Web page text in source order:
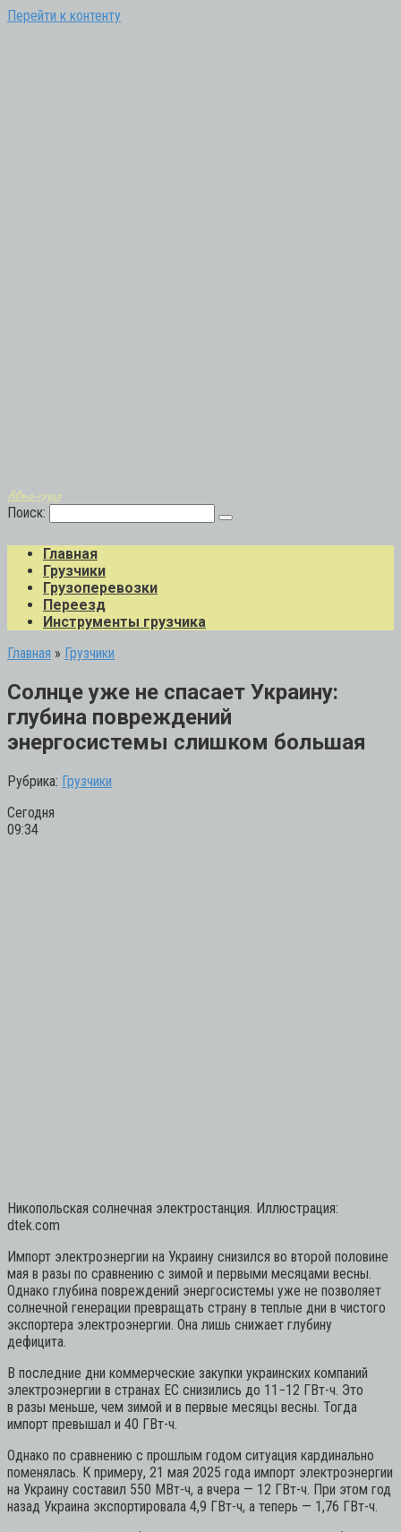
Перейти к контенту
Авто-грузо
Поиск:
Главная
Грузчики
Грузоперевозки
Переезд
Инструменты грузчика
Главная » Грузчики
Солнце уже не спасает Украину:
глубина повреждений
энергосистемы слишком большая
Рубрика: Грузчики
Сегодня
09:34
Никопольская солнечная электростанция. Иллюстрация:
dtek.com
Импорт электроэнергии на Украину снизился во второй половине
мая в разы по сравнению с зимой и первыми месяцами весны.
Однако глубина повреждений энергосистемы уже не позволяет
солнечной генерации превращать страну в теплые дни в чистого
экспортера электроэнергии. Она лишь снижает глубину
дефицита.
В последние дни коммерческие закупки украинских компаний
электроэнергии в странах ЕС снизились до 11−12 ГВт-ч. Это
в разы меньше, чем зимой и в первые месяцы весны. Тогда
импорт превышал и 40 ГВт-ч.
Однако по сравнению с прошлым годом ситуация кардинально
поменялась. К примеру, 21 мая 2025 года импорт электроэнергии
на Украину составил 550 МВт-ч, а вчера — 12 ГВт-ч. При этом год
назад Украина экспортировала 4,9 ГВт-ч, а теперь — 1,76 ГВт-ч.